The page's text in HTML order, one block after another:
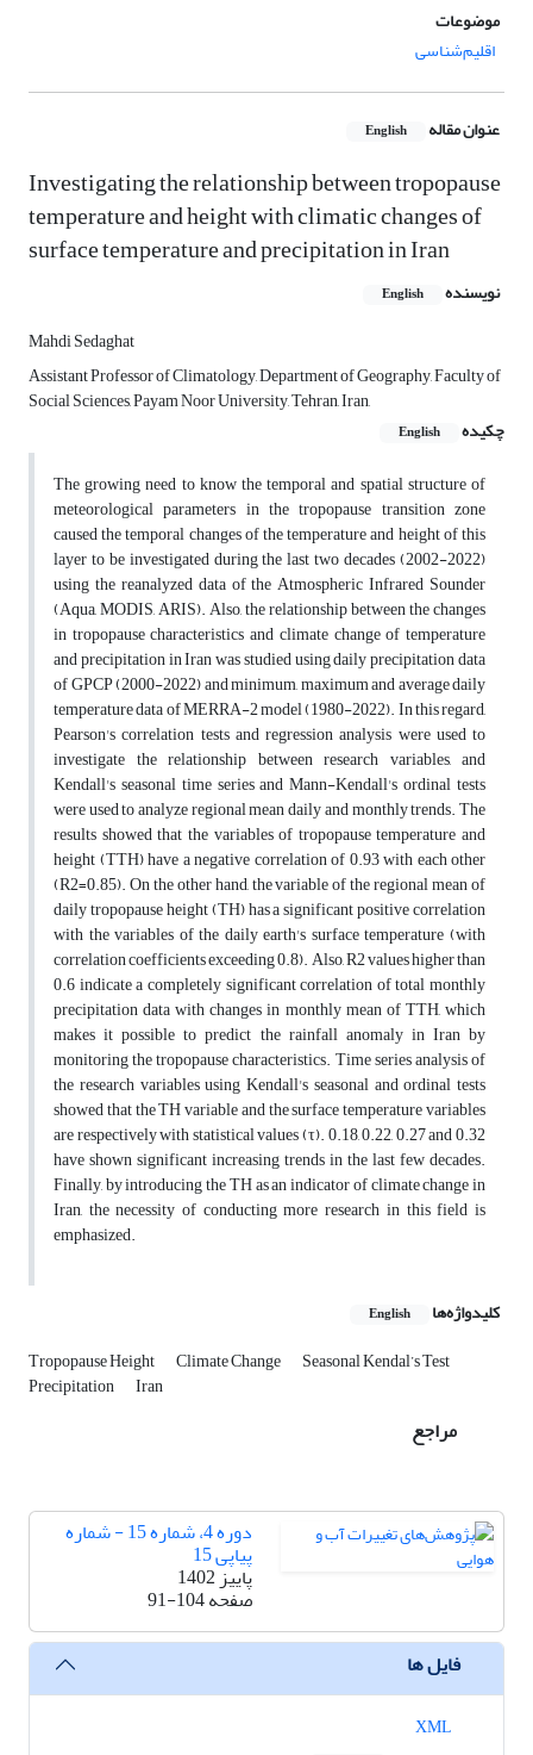
موضوعات
اقلیم‌شناسی
عنوان مقاله English
Investigating the relationship between tropopause
temperature and height with climatic changes of
surface temperature and precipitation in Iran
نویسنده English
Mahdi Sedaghat
Assistant Professor of Climatology, Department of Geography, Faculty of
Social Sciences, Payam Noor University, Tehran, Iran,
چکیده
English
The growing need to know the temporal and spatial structure of
meteorological parameters in the tropopause transition zone
caused the temporal changes of the temperature and height of this
layer to be investigated during the last two decades (2002-2022)
using the reanalyzed data of the Atmospheric Infrared Sounder
(Aqua, MODIS, ARIS). Also, the relationship between the changes
in tropopause characteristics and climate change of temperature
and precipitation in Iran was studied using daily precipitation data
of GPCP (2000-2022) and minimum, maximum and average daily
temperature data of MERRA-2 model (1980-2022). In this regard,
Pearson's correlation tests and regression analysis were used to
investigate the relationship between research variables, and
Kendall's seasonal time series and Mann-Kendall's ordinal tests
were used to analyze regional mean daily and monthly trends. The
results showed that the variables of tropopause temperature and
height (TTH) have a negative correlation of 0.93 with each other
(R2=0.85). On the other hand, the variable of the regional mean of
daily tropopause height (TH) has a significant positive correlation
with the variables of the daily earth's surface temperature (with
correlation coefficients exceeding 0.8). Also, R2 values higher than
0.6 indicate a completely significant correlation of total monthly
precipitation data with changes in monthly mean of TTH, which
makes it possible to predict the rainfall anomaly in Iran by
monitoring the tropopause characteristics. Time series analysis of
the research variables using Kendall's seasonal and ordinal tests
showed that the TH variable and the surface temperature variables
are respectively with statistical values (τ). 0.18, 0.22, 0.27 and 0.32
have shown significant increasing trends in the last few decades.
Finally, by introducing the TH as an indicator of climate change in
Iran, the necessity of conducting more research in this field is
emphasized.
کلیدواژه‌ها English
Tropopause Height Climate Change Seasonal Kendal’s Test
Precipitation Iran
مراجع
دوره 4، شماره 15 - شماره
پیاپی 15
پاییز 1402
صفحه91-104
فایل ها